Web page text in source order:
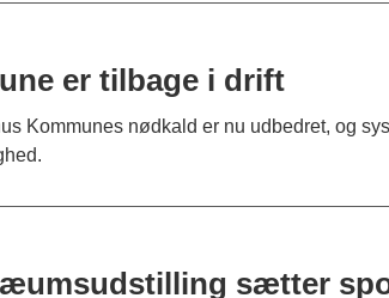
er tilbage i drift
Kommunes nødkald er nu udbedret, og
sætter